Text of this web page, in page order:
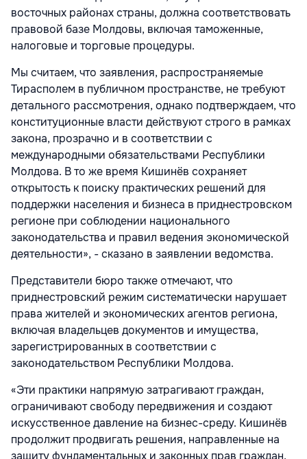
восточных районах страны, должна соответствовать
правовой базе Молдовы, включая таможенные,
налоговые и торговые процедуры.
Мы считаем, что заявления, распространяемые
Тирасполем в публичном пространстве, не требуют
детального рассмотрения, однако подтверждаем, что
конституционные власти действуют строго в рамках
закона, прозрачно и в соответствии с
международными обязательствами Республики
Молдова. В то же время Кишинёв сохраняет
открытость к поиску практических решений для
поддержки населения и бизнеса в приднестровском
регионе при соблюдении национального
законодательства и правил ведения экономической
деятельности», - сказано в заявлении ведомства.
Представители бюро также отмечают, что
приднестровский режим систематически нарушает
права жителей и экономических агентов региона,
включая владельцев документов и имущества,
зарегистрированных в соответствии с
законодательством Республики Молдова.
«Эти практики напрямую затрагивают граждан,
ограничивают свободу передвижения и создают
искусственное давление на бизнес-среду. Кишинёв
продолжит продвигать решения, направленные на
защиту фундаментальных и законных прав граждан,